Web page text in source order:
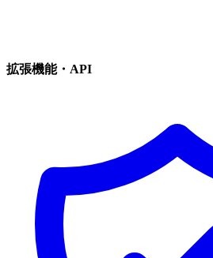
拡張機能・API